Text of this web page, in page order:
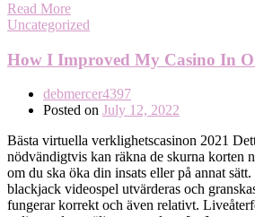
Read More
Uncategorized
How I Improved My Casino In
debmercer4397
Posted on July 12, 2022
Bästa virtuella verklighetscasinon 2021
nödvändigtvis kan räkna de skurna korten
om du ska öka din insats eller på annat
blackjack videospel utvärderas och
fungerar korrekt och även relativt.